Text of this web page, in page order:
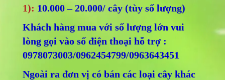
1): 10.000 – 20.000/ cây (tùy số lượng)
Khách hàng mua với số lượng lớn vui
lòng gọi vào số điện thoại hỗ trợ :
0978073003/0962454799/0963643451
Ngoài ra đơn vị có bán các loại cây khác